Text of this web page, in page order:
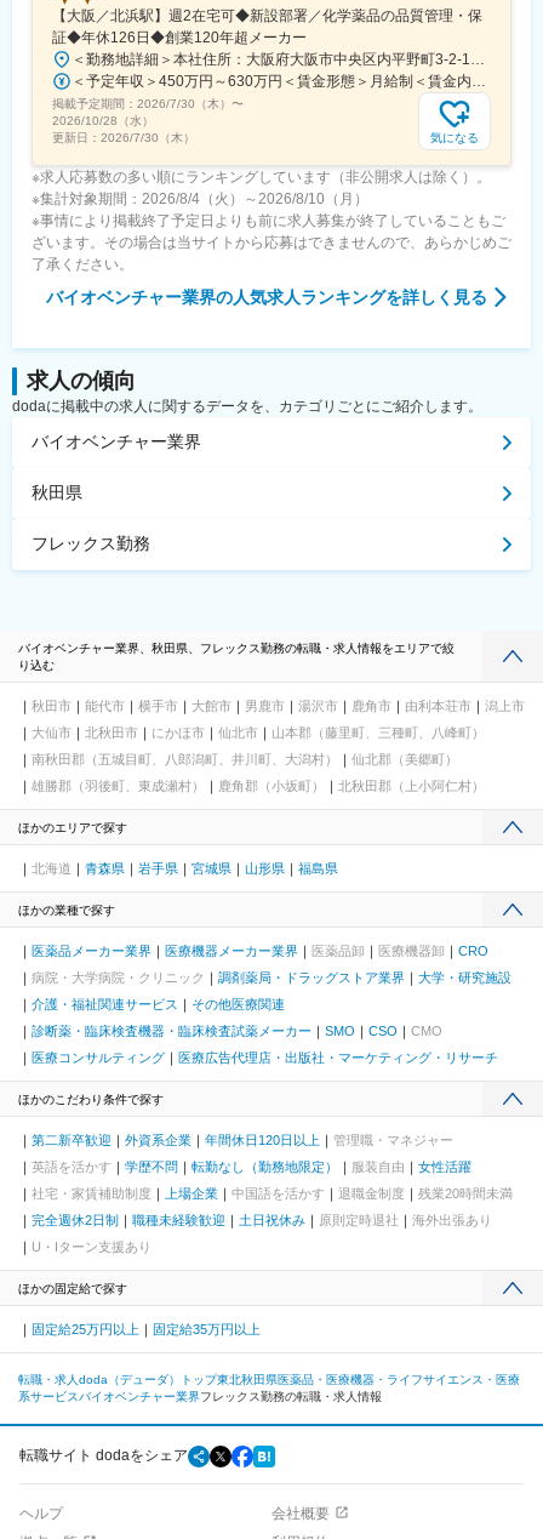
変更の範囲：会社の定める業務
【大阪／北浜駅】週2在宅可◆新設部署／化学薬品の品質管理・保
証◆年休126日◆創業120年超メーカー
＜勤務地詳細＞本社住所：大阪府大阪市中央区内平野町3-2-12 HPCビル勤務地最寄駅：Osaka Metro堺筋線／北浜駅受動喫煙対策：屋内全面禁煙変更の範囲：会社の定める事業所
＜予定年収＞450万円～630万円＜賃金形態＞月給制＜賃金内訳＞月額（基本給）：263,000円～371,000円＜月給＞263,000円～371,000円＜昇給有無＞有＜残業手当＞有＜給与補足＞■年収補足：・賞与実績／年2回、昨年度実績5ヵ月分・最終面接にて等級を決定。管理監督者の場合は残業手当なし。賃金はあくまでも目安の金額であり、選考を通じて上下する可能性があります。月給(月額)は固定手当を含めた表記です。
掲載予定期間： 2026/7/30（木） 〜
2026/10/28（水）
更新日： 2026/7/30（木） 気になる
※求人応募数の多い順にランキングしています（非公開求人は除く）。
※集計対象期間：2026/8/4（火）～2026/8/10（月）
※事情により掲載終了予定日よりも前に求人募集が終了していることもご
ざいます。その場合は当サイトから応募はできませんので、あらかじめご
了承ください。
バイオベンチャー業界の人気求人ランキングを詳しく見る
求人の傾向
dodaに掲載中の求人に関するデータを、カテゴリごとにご紹介します。
バイオベンチャー業界
秋田県
フレックス勤務
バイオベンチャー業界、秋田県、フレックス勤務の転職・求人情報をエリアで絞
り込む
秋田市 能代市 横手市 大館市 男鹿市 湯沢市 鹿角市 由利本荘市
潟上市
大仙市
北秋田市 にかほ市 仙北市
山本郡（藤里町、三種町、八峰町）
南秋田郡（五城目町、八郎潟町、井川町、大潟村）
仙北郡（美郷町）
雄勝郡（羽後町、東成瀬村）
鹿角郡（小坂町） 北秋田郡（上小阿仁村）
ほかのエリアで探す
北海道 青森県 岩手県 宮城県 山形県 福島県
ほかの業種で探す
医薬品メーカー業界 医療機器メーカー業界 医薬品卸 医療機器卸
CRO
病院・大学病院・クリニック
調剤薬局・ドラッグストア業界
大学・研究施設
介護・福祉関連サービス
その他医療関連
診断薬・臨床検査機器・臨床検査試薬メーカー
SMO CSO
CMO
医療コンサルティング
医療広告代理店・出版社・マーケティング・リサーチ
ほかのこだわり条件で探す
第二新卒歓迎 外資系企業 年間休日120日以上
管理職・マネジャー
英語を活かす
学歴不問 転勤なし（勤務地限定） 服装自由
女性活躍
社宅・家賃補助制度
上場企業 中国語を活かす 退職金制度
残業20時間未満
完全週休2日制
職種未経験歓迎 土日祝休み 原則定時退社
海外出張あり
U・Iターン支援あり
ほかの固定給で探す
固定給25万円以上 固定給35万円以上
転職・求人doda（デューダ）トップ東北秋田県医薬品・医療機器・ライフサイエンス・医療
系サービス バイオベンチャー業界フレックス勤務の転職・求人情報
転職サイト dodaをシェア
ヘルプ
会社概要